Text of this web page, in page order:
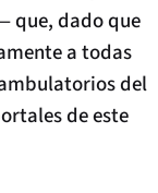
que, dado que
a todas
del
de este